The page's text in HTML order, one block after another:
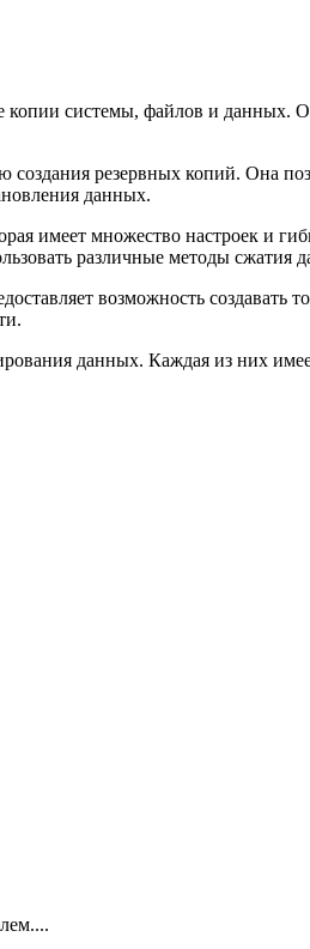
копии системы, файлов и
резервных копий. Она
данных.
имеет множество настроек и
различные методы сжатия
возможность создавать
данных. Каждая из них